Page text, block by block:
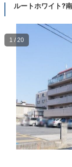
ルートホワイト?
1 / 20